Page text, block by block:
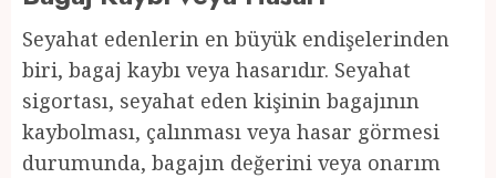
Seyahat edenlerin en büyük endişelerinden
biri, bagaj kaybı veya hasarıdır. Seyahat
sigortası, seyahat eden kişinin bagajının
kaybolması, çalınması veya hasar görmesi
durumunda, bagajın değerini veya onarım